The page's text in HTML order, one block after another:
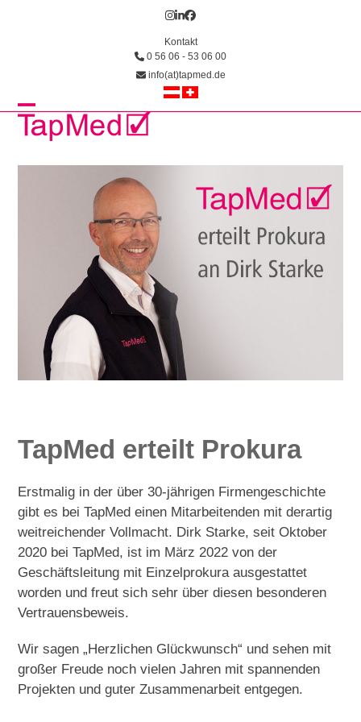
Instagram
LinkedIn
Facebook
Kontakt
0 56 06 - 53 06 00
info(at)tapmed.de
Open
Close
TapMed erteilt Prokura
Erstmalig in der über 30-jährigen Firmengeschichte
gibt es bei TapMed einen Mitarbeitenden mit derartig
weitreichender Vollmacht. Dirk Starke, seit Oktober
2020 bei TapMed, ist im März 2022 von der
Geschäftsleitung mit Einzelprokura ausgestattet
worden und freut sich sehr über diesen besonderen
Vertrauensbeweis.
Wir sagen „Herzlichen Glückwunsch“ und sehen mit
großer Freude noch vielen Jahren mit spannenden
Projekten und guter Zusammenarbeit entgegen.